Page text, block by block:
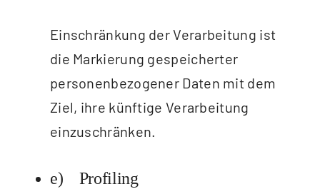
Einschränkung der Verarbeitung ist
die Markierung gespeicherter
personenbezogener Daten mit dem
Ziel, ihre künftige Verarbeitung
einzuschränken.
e) Profiling